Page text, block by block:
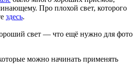
Про плохой свет, которого
здесь.
свет — что ещё нужно для фото
можно начинать применять